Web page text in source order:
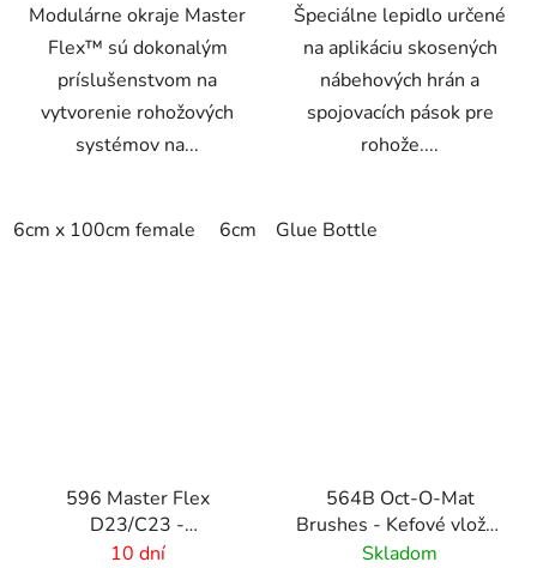
Modulárne okraje Master
Flex™ sú dokonalým
príslušenstvom na
vytvorenie rohožových
systémov na...
6cm x 100cm female 6cm x 100cm male
Špeciálne lepidlo určené
na aplikáciu skosených
nábehových hrán a
spojovacích pások pre
rohože....
Glue Bottle
596 Master Flex
D23/C23 -
Bezpečnostné
10 dní
564B Oct-O-Mat
Brushes - Kefové vložky
pre vstupné rohožové
Skladom